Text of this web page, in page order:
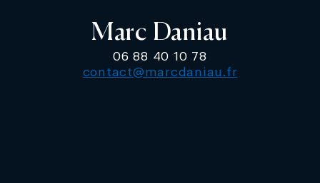
Marc Daniau
06 88 40 10 78
contact@marcdaniau.fr